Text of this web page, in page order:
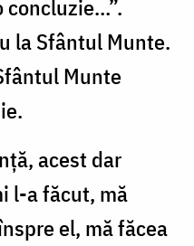
la Sfântul Munte.
Munte
acest dar
l-a făcut, mă
el, mă făcea